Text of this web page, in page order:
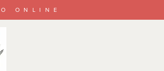
ONLINE